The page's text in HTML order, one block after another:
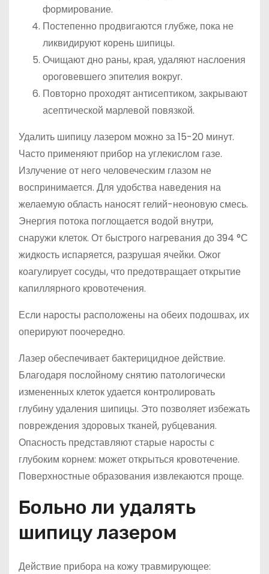
формирование.
Постепенно продвигаются глубже, пока не
ликвидируют корень шипицы.
Очищают дно раны, края, удаляют наслоения
ороговевшего эпителия вокруг.
Повторно проходят антисептиком, закрывают
асептической марлевой повязкой.
Удалить шипицу лазером можно за 15-20 минут.
Часто применяют прибор на углекислом газе.
Излучение от него человеческим глазом не
воспринимается. Для удобства наведения на
желаемую область наносят гелий-неоновую смесь.
Энергия потока поглощается водой внутри,
снаружи клеток. От быстрого нагревания до 394 °С
жидкость испаряется, разрушая ячейки. Ожог
коагулирует сосуды, что предотвращает открытие
капиллярного кровотечения.
Если наросты расположены на обеих подошвах, их
оперируют поочередно.
Лазер обеспечивает бактерицидное действие.
Благодаря послойному снятию патологически
измененных клеток удается контролировать
глубину удаления шипицы. Это позволяет избежать
повреждения здоровых тканей, рубцевания.
Опасность представляют старые наросты с
глубоким корнем: может открыться кровотечение.
Поверхностные образования извлекаются проще.
Больно ли удалять
шипицу лазером
Действие прибора на кожу травмирующее: